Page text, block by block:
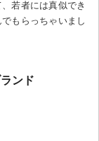
若者には真似でき
もらっちゃいまし
ンド